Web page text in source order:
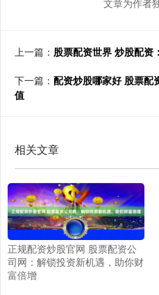
文章为作者
上一篇： 股票配资世界 炒股配资
下一篇： 配资炒股哪家好 股票配
值
相关文章
正规配资炒股官网 股票配资公
司网：解锁投资新机遇，助你财
富倍增